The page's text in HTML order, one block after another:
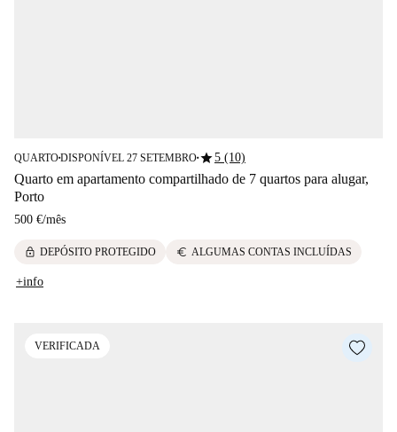
QUARTO■DISPONÍVEL 27 SETEMBRO■star5 (10)
Quarto em apartamento compartilhado de 7 quartos para alugar,
Porto
500 €/mês
lock DEPÓSITO PROTEGIDO euro ALGUMAS CONTAS INCLUÍDAS
+info
VERIFICADA